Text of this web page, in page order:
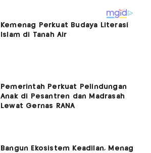
Kemenag Perkuat Budaya Literasi
Islam di Tanah Air
Pemerintah Perkuat Pelindungan
Anak di Pesantren dan Madrasah
Lewat Gernas RANA
Bangun Ekosistem Keadilan, Menag